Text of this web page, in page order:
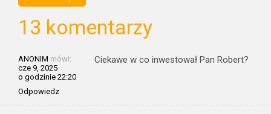
13 komentarzy
ANONIM mówi:
cze 9, 2025
o godzinie 22:20
Odpowiedz
Ciekawe w co inwestował Pan Robert?